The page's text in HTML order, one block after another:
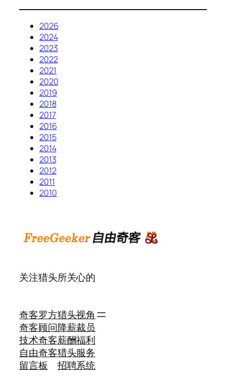
2026
2024
2023
2022
2021
2020
2019
2018
2017
2016
2015
2014
2013
2012
2011
2010
关注猎头所关心的
奇客罗方
奇客顾问
技术奇客
自由奇客
留言板
猎头视角
降薪裁员
薪酬福利
猎头服务
招聘系统